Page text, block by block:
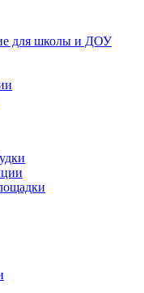
для школы и ДОУ